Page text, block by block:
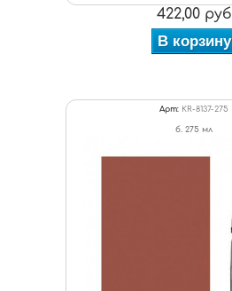
422,00 руб
В корзину
Арт: KR-8137-275
б. 275 мл